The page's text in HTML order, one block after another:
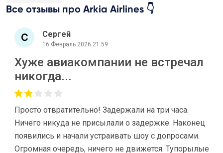
Все отзывы про Arkia Airlines 👇
Сергей
16 Февраль 2026 21:59
Хуже авиакомпании не встречал
никогда...
Просто отвратительно! Задержали на три часа.
Ничего никуда не присылали о задержке. Наконец
появились и начали устраивать шоу с допросами.
Огромная очередь, ничего не движется. Тупорылые